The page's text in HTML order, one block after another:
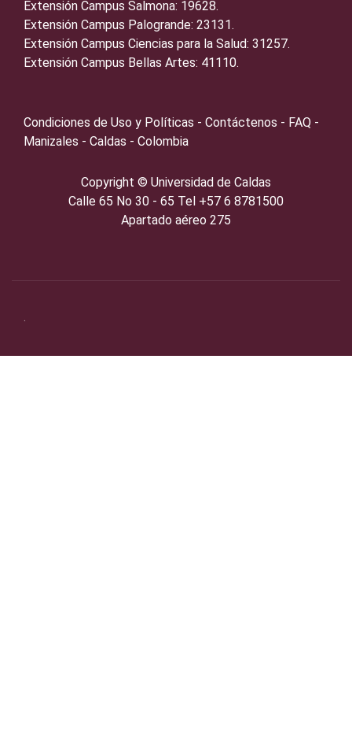
Extensión Campus Salmona: 19628.
Extensión Campus Palogrande: 23131.
Extensión Campus Ciencias para la Salud: 31257.
Extensión Campus Bellas Artes: 41110.
Condiciones de Uso y Políticas - Contáctenos - FAQ -
Manizales - Caldas - Colombia
Copyright ©️ Universidad de Caldas
Calle 65 No 30 - 65 Tel +57 6 8781500
Apartado aéreo 275
.